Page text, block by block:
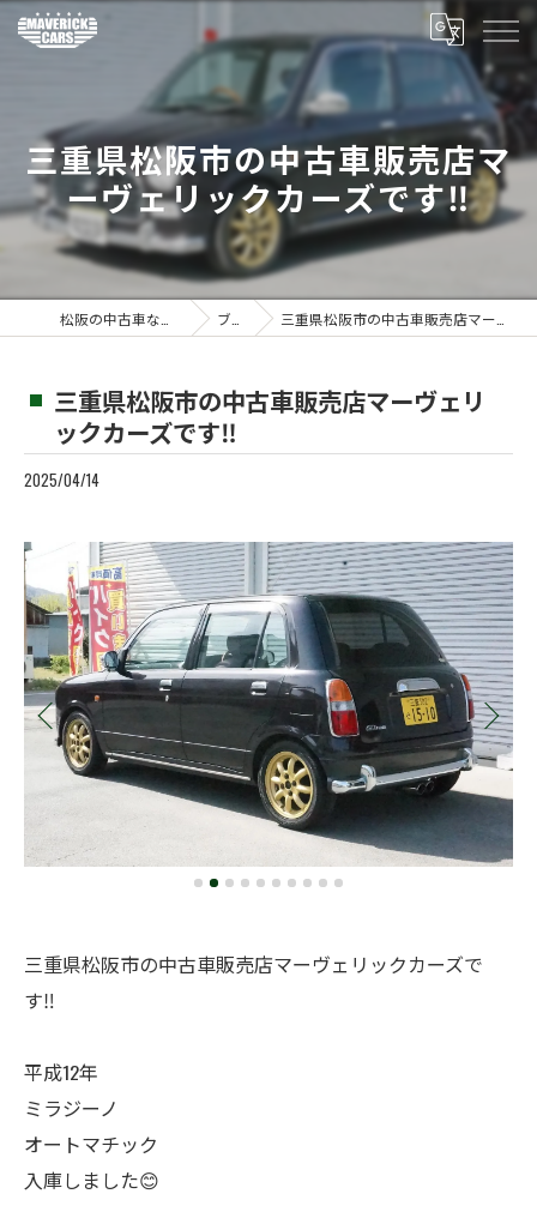
三重県松阪市の中古車販売店マ
ーヴェリックカーズです‼️
ブログ 三重県松阪市の中古車販売店マーヴェリックカーズです‼️
三重県松阪市の中古車販売店マーヴェリ
ックカーズです‼️
2025/04/14
三重県松阪市の中古車販売店マーヴェリックカーズで
す‼️
平成12年
ミラジーノ
オートマチック
入庫しました😊